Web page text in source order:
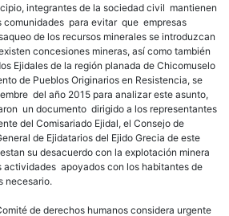
integrantes de la sociedad civil mantienen
comunidades para evitar que empresas
de los recursos minerales se introduzcan
concesiones mineras, así como también
Ejidales de la región planada de Chicomuselo
de Pueblos Originarios en Resistencia, se
del año 2015 para analizar este asunto,
un documento dirigido a los representantes
del Comisariado Ejidal, el Consejo de
de Ejidatarios del Ejido Grecia de este
su desacuerdo con la explotación minera
actividades apoyados con los habitantes de
necesario.
de derechos humanos considera urgente